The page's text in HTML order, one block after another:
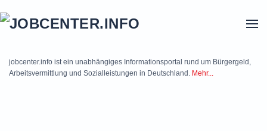
jobcenter.info ist ein unabhängiges Informationsportal rund um Bürgergeld,
Arbeitsvermittlung und Sozialleistungen in Deutschland. Mehr...